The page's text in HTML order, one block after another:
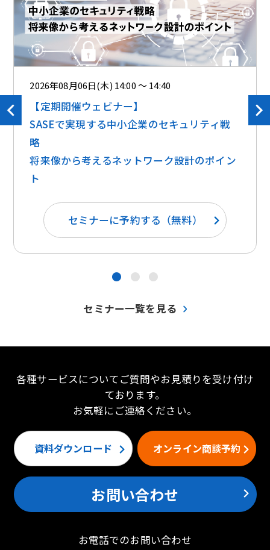
2026年08月06日(木) 14:00 ～ 14:40
【定期開催ウェビナー】
SASEで実現する中小企業のセキュリティ戦
略
将来像から考えるネットワーク設計のポイン
ト
セミナーに予約する（無料）
● ● ●
セミナー一覧を見る
各種サービスについてご質問やお見積りを受け付け
ております。
お気軽にご連絡ください。
資料ダウンロード オンライン商談予約
お問い合わせ
お電話でのお問い合わせ